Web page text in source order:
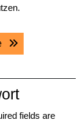
Next post:
fields are